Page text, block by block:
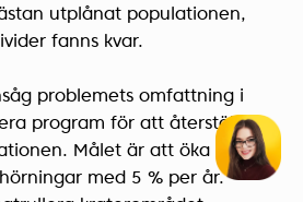
utplånat populationen,
fanns kvar.
problemets omfattning i
program för att återställa
Målet är att öka
med 5 % per år.